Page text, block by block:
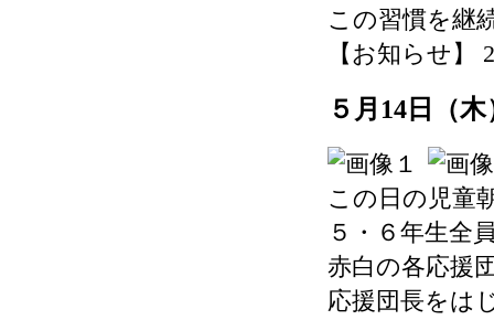
この習慣を継
【お知らせ】
５月14日（
この日の児童
５・６年生全
赤白の各応援
応援団長をは